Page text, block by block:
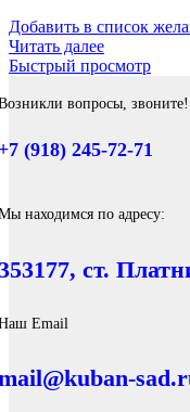
Добавить в список
Читать далее
Быстрый просмотр
вопросы, звоните!
(918) 245-72-71
находимся по адресу:
ст.
Email